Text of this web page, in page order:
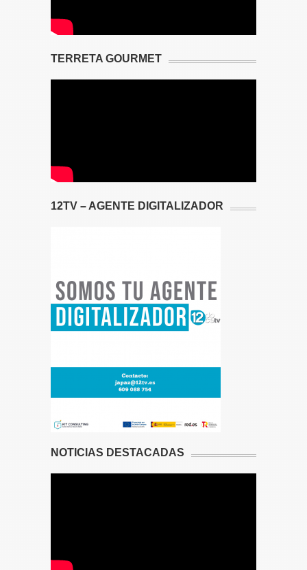
TERRETA GOURMET
12TV – AGENTE DIGITALIZADOR
NOTICIAS DESTACADAS